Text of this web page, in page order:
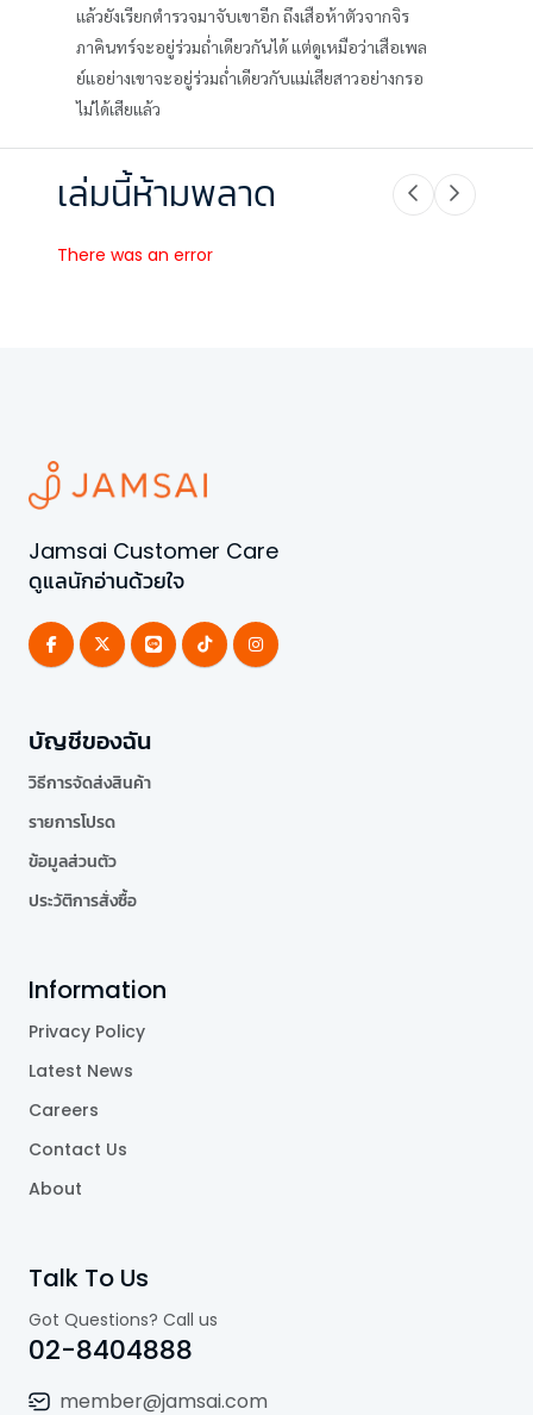
แล้วยังเรียกตำรวจมาจับเขาอีก ถึงเสือห้าตัวจากจิร
ภาคินทร์จะอยู่ร่วมถ่ำเดียวกันได้ แต่ดูเหมือว่าเสือเพล
ย์แอย่างเขาจะอยู่ร่วมถ่ำเดียวกับแม่เสียสาวอย่างกรอ
ไม่ได้เสียแล้ว
เล่มนี้ห้ามพลาด
There was an error
Jamsai Customer Care
ดูแลนักอ่านด้วยใจ
บัญชีของฉัน
วิธีการจัดส่งสินค้า
รายการโปรด
ข้อมูลส่วนตัว
ประวัติการสั่งซื้อ
Information
Privacy Policy
Latest News
Careers
Contact Us
About
Talk To Us
Got Questions? Call us
02-8404888
member@jamsai.com